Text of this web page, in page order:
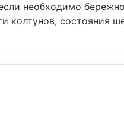
необходимо
колтунов,